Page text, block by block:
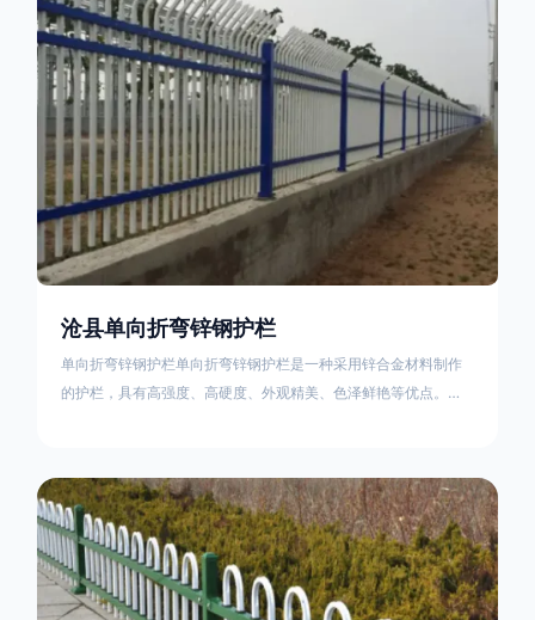
沧县单向折弯锌钢护栏
单向折弯锌钢护栏单向折弯锌钢护栏是一种采用锌合金材料制作
的护栏，具有高强度、高硬度、外观精美、色泽鲜艳等优点。该
再加上防盗垫圈，这样能够避免护栏被人轻易拆卸；适合于大批
量生产，能够很好的与自然相融合。单向折弯锌钢护栏可以用于
住宅小区、工厂院校、道路交通等场所。该产品具有高强度、高
硬度、外观